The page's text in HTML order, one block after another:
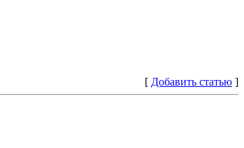
[ Добавить статью ]